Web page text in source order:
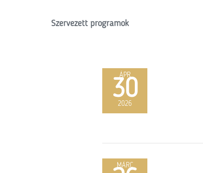
Szervezett programok
ÁPR
30
2026
MÁRC